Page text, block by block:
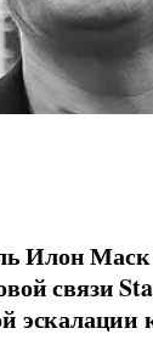
Илон Маск
связи